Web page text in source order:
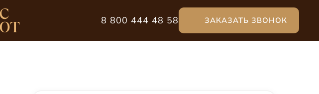
8 800 444 48 58 ЗАКАЗАТЬ ЗВОНОК